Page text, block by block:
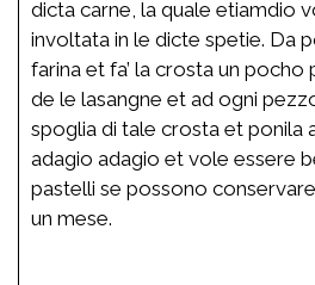
dicta carne, la quale etiamdio
involtata in le dicte spetie. Da
farina et fa’ la crosta un pocho
de le lasangne et ad ogni
spoglia di tale crosta et ponila
adagio adagio et vole essere
pastelli se possono
un mese.